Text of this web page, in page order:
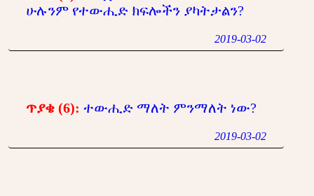
ሁሉንም የተውሒድ ክፍሎችን ያካትታልን?
2019-03-02
ጥያቄ (6): ተውሒድ ማለት ምንማለት ነው?
2019-03-02